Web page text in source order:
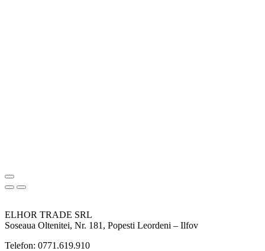
ELHOR TRADE SRL
Soseaua Oltenitei, Nr. 181, Popesti Leordeni – Ilfov
Telefon: 0771.619.910